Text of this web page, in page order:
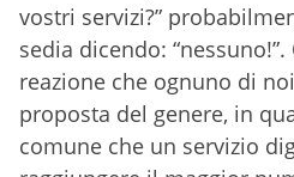
vostri servizi?”
sedia dicendo:
reazione che ognuno di
proposta del genere, in
comune che un servizio